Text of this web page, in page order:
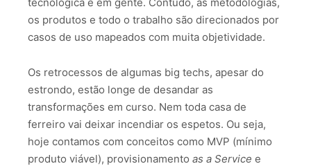
os produtos e todo o trabalho são direcionados por
casos de uso mapeados com muita objetividade.
Os retrocessos de algumas big techs, apesar do
estrondo, estão longe de desandar as
transformações em curso. Nem toda casa de
ferreiro vai deixar incendiar os espetos. Ou seja,
hoje contamos com conceitos como MVP (mínimo
produto viável), provisionamento as a Service e